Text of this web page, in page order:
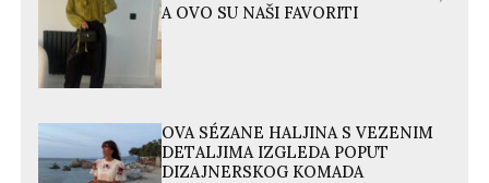
A OVO SU NAŠI FAVORITI
OVA SÉZANE HALJINA S VEZENIM
DETALJIMA IZGLEDA POPUT
DIZAJNERSKOG KOMADA